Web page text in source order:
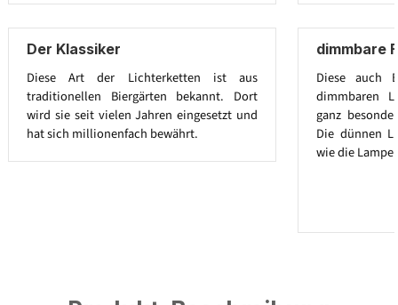
Der Klassiker
Diese Art der Lichterketten ist aus
traditionellen Biergärten bekannt. Dort
wird sie seit vielen Jahren eingesetzt und
hat sich millionenfach bewährt.
dimmbare
Diese auch
dimmbaren
ganz
Die dünnen
wie die